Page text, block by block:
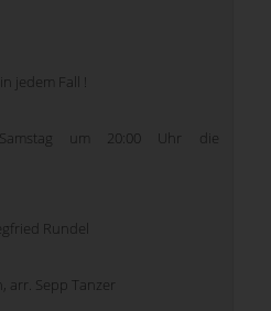
jedem Fall !
um 20:00 Uhr die
Rundel
arr. Sepp Tanzer